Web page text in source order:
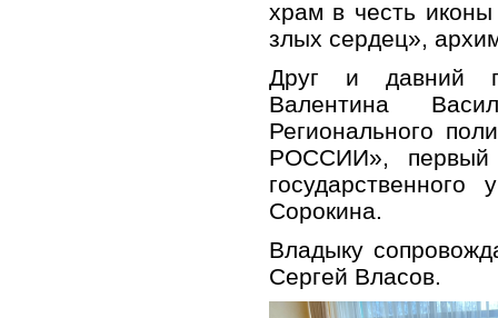
храм в честь
злых сердец»,
Друг и давний
Валентина
Регионального
РОССИИ», первый
Сорокина.
Владыку
Сергей Власов.